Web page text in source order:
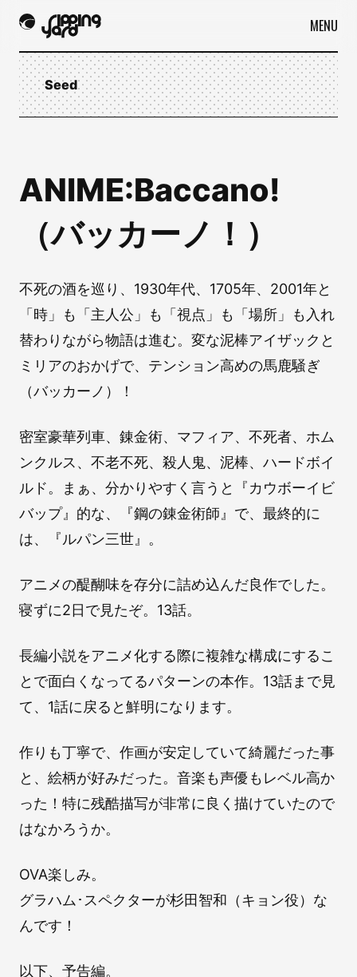
MENU
Seed
ANIME:Baccano!
（バッカーノ！）
不死の酒を巡り、1930年代、1705年、2001年と
「時」も「主人公」も「視点」も「場所」も入れ
替わりながら物語は進む。変な泥棒アイザックと
ミリアのおかげで、テンション高めの馬鹿騒ぎ
（バッカーノ）！
密室豪華列車、錬金術、マフィア、不死者、ホム
ンクルス、不老不死、殺人鬼、泥棒、ハードボイ
ルド。まぁ、分かりやすく言うと『カウボーイビ
バップ』的な、『鋼の錬金術師』で、最終的に
は、『ルパン三世』。
アニメの醍醐味を存分に詰め込んだ良作でした。
寝ずに2日で見たぞ。13話。
長編小説をアニメ化する際に複雑な構成にするこ
とで面白くなってるパターンの本作。13話まで見
て、1話に戻ると鮮明になります。
作りも丁寧で、作画が安定していて綺麗だった事
と、絵柄が好みだった。音楽も声優もレベル高か
った！特に残酷描写が非常に良く描けていたので
はなかろうか。
OVA楽しみ。
グラハム･スペクターが杉田智和（キョン役）な
んです！
以下、予告編。